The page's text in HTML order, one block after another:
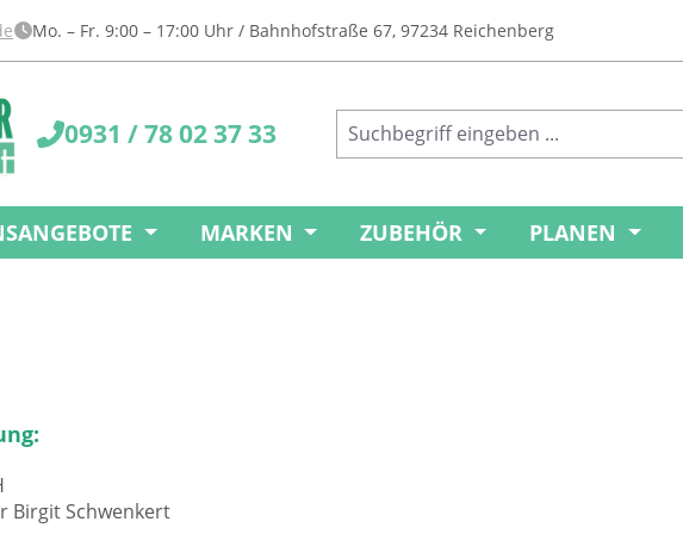
Mo. – Fr. 9:00 – 17:00 Uhr / Bahnhofstraße 67, 97234 Reichenberg
0931 / 78 02 37 33
MARKEN ZUBEHÖR PLANEN
Birgit Schwenkert